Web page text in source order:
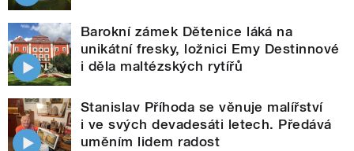
Barokní zámek Dětenice láká na
unikátní fresky, ložnici Emy Destinnové
i děla maltézských rytířů
Stanislav Příhoda se věnuje malířství
i ve svých devadesáti letech. Předává
uměním lidem radost